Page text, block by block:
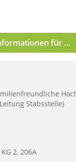
für ...
Stabsstelle)
KG 2, 206A